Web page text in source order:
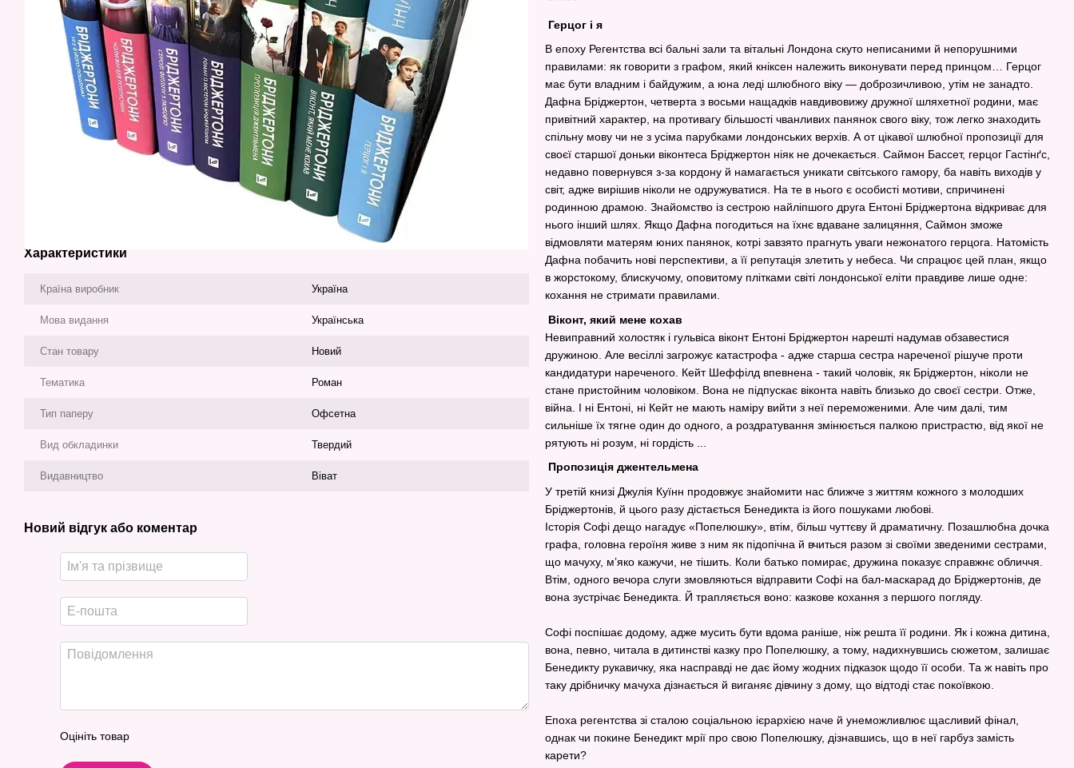
Характеристики
Країна виробник Україна
Мова видання Українська
Стан товару Новий
Тематика Роман
Тип паперу Офсетна
Вид обкладинки Твердий
Видавництво Віват
Новий відгук або коментар
Оцініть товар
Герцог і я
В епоху Регентства всі бальні зали та вітальні Лондона скуто неписаними й непорушними
правилами: як говорити з графом, який кніксен належить виконувати перед принцом… Герцог
має бути владним і байдужим, а юна леді шлюбного віку — доброзичливою, утім не занадто.
Дафна Бріджертон, четверта з восьми нащадків навдивовижу дружної шляхетної родини, має
привітний характер, на противагу більшості чванливих панянок свого віку, тож легко знаходить
спільну мову чи не з усіма парубками лондонських верхів. А от цікавої шлюбної пропозиції для
своєї старшої доньки віконтеса Бріджертон ніяк не дочекається. Саймон Бассет, герцог Гастінґс,
недавно повернувся з-за кордону й намагається уникати світського гамору, ба навіть виходів у
світ, адже вирішив ніколи не одружуватися. На те в нього є особисті мотиви, спричинені
родинною драмою. Знайомство із сестрою найліпшого друга Ентоні Бріджертона відкриває для
нього інший шлях. Якщо Дафна погодиться на їхнє вдаване залицяння, Саймон зможе
відмовляти матерям юних панянок, котрі завзято прагнуть уваги нежонатого герцога. Натомість
Дафна побачить нові перспективи, а її репутація злетить у небеса. Чи спрацює цей план, якщо
в жорстокому, блискучому, оповитому плітками світі лондонської еліти правдиве лише одне:
кохання не стримати правилами.
Віконт, який мене кохав
Невиправний холостяк і гульвіса віконт Ентоні Бріджертон нарешті надумав обзавестися
дружиною. Але весіллі загрожує катастрофа - адже старша сестра нареченої рішуче проти
кандидатури нареченого. Кейт Шеффілд впевнена - такий чоловік, як Бріджертон, ніколи не
стане пристойним чоловіком. Вона не підпускає віконта навіть близько до своєї сестри. Отже,
війна. І ні Ентоні, ні Кейт не мають наміру вийти з неї переможеними. Але чим далі, тим
сильніше їх тягне один до одного, а роздратування змінюється палкою пристрастю, від якої не
рятують ні розум, ні гордість ...
Пропозиція джентельмена
У третій книзі Джулія Куїнн продовжує знайомити нас ближче з життям кожного з молодших
Бріджертонів, й цього разу дістається Бенедикта із його пошуками любові.
Історія Софі дещо нагадує «Попелюшку», втім, більш чуттєву й драматичну. Позашлюбна дочка
графа, головна героїня живе з ним як підопічна й вчиться разом зі своїми зведеними сестрами,
що мачуху, м’яко кажучи, не тішить. Коли батько помирає, дружина показує справжнє обличчя.
Втім, одного вечора слуги змовляються відправити Софі на бал-маскарад до Бріджертонів, де
вона зустрічає Бенедикта. Й трапляється воно: казкове кохання з першого погляду.
Софі поспішає додому, адже мусить бути вдома раніше, ніж решта її родини. Як і кожна дитина,
вона, певно, читала в дитинстві казку про Попелюшку, а тому, надихнувшись сюжетом, залишає
Бенедикту рукавичку, яка насправді не дає йому жодних підказок щодо її особи. Та ж навіть про
таку дрібничку мачуха дізнається й виганяє дівчину з дому, що відтоді стає покоївкою.
Епоха регентства зі сталою соціальною ієрархією наче й унеможливлює щасливий фінал,
однак чи покине Бенедикт мрії про свою Попелюшку, дізнавшись, що в неї гарбуз замість
карети?